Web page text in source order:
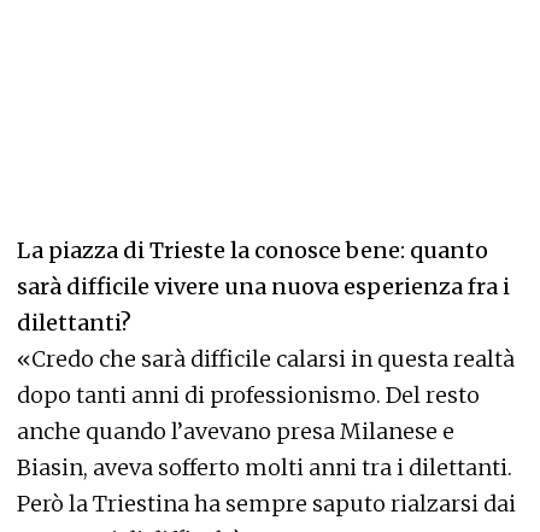
La piazza di Trieste la conosce bene: quanto
sarà difficile vivere una nuova esperienza fra i
dilettanti?
«Credo che sarà difficile calarsi in questa realtà
dopo tanti anni di professionismo. Del resto
anche quando l’avevano presa Milanese e
Biasin, aveva sofferto molti anni tra i dilettanti.
Però la Triestina ha sempre saputo rialzarsi dai